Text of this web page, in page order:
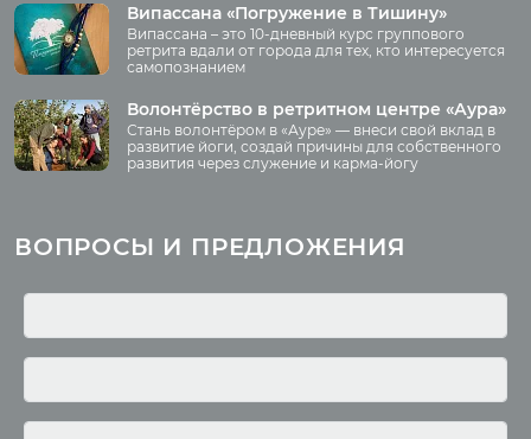
Преподаватели
Регионы
Ваша помощь
Принять участие
Волонтёрство
Курс нутрициологии
Курсы преподавателей
преподавателей йоги
Здоровое питание.
Випассана «Погружение в Тишину»
Випассана – это 10-дневный курс группового
ретрита вдали от города для тех, кто интересуется
самопознанием
Волонтёрство в ретритном центре «Аура»
Стань волонтёром в «Ауре» — внеси свой вклад в
развитие йоги, создай причины для собственного
развития через служение и карма-йогу
ВОПРОСЫ И ПРЕДЛОЖЕНИЯ